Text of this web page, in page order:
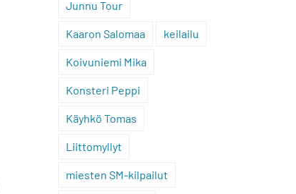
Junnu Tour
Kaaron Salomaa keilailu
Koivuniemi Mika
Konsteri Peppi
Käyhkö Tomas
Liittomyllyt
miesten SM-kilpailut